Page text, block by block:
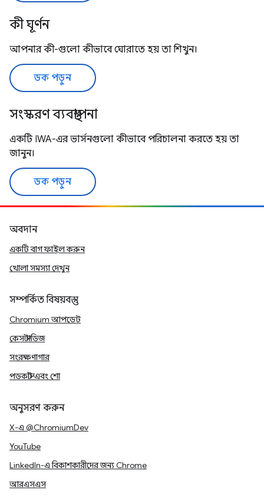
কী ঘূর্ণন
আপনার কী-গুলো কীভাবে ঘোরাতে হয় তা শিখুন।
ডক পড়ুন
সংস্করণ ব্যবস্থাপনা
একটি IWA-এর ভার্সনগুলো কীভাবে পরিচালনা করতে হয় তা
জানুন।
ডক পড়ুন
অবদান
একটি বাগ ফাইল করুন
খোলা সমস্যা দেখুন
সম্পর্কিত বিষয়বস্তু
Chromium আপডেট
কেস স্টাডিজ
সংরক্ষণাগার
পডকাস্ট এবং শো
অনুসরণ করুন
X-এ @ChromiumDev
YouTube
LinkedIn-এ বিকাশকারীদের জন্য Chrome
আরএসএস